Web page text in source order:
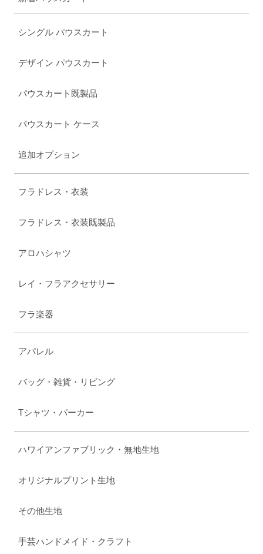
シングル パウスカート
デザイン パウスカート
パウスカート既製品
パウスカート ケース
追加オプション
フラドレス・衣装
フラドレス・衣装既製品
アロハシャツ
レイ・フラアクセサリー
フラ楽器
アパレル
バッグ・雑貨・リビング
Tシャツ・パーカー
ハワイアンファブリック・無地生地
オリジナルプリント生地
その他生地
手芸ハンドメイド・クラフト